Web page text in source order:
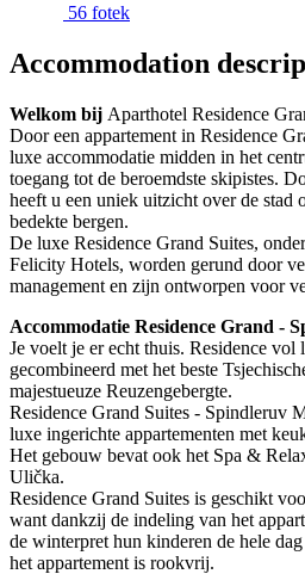
56 fotek
Accommodation
Welkom bij Aparthotel Residence
Door een appartement in Residence
luxe accommodatie midden in het
toegang tot de beroemdste skipistes.
heeft u een uniek uitzicht over de stad
bedekte bergen.
De luxe Residence Grand Suites,
Felicity Hotels, worden gerund door
management en zijn ontworpen voor
Accommodatie Residence Grand -
Je voelt je er echt thuis. Residence vol
gecombineerd met het beste
majestueuze Reuzengebergte.
Residence Grand Suites - Spindleruv
luxe ingerichte appartementen met
Het gebouw bevat ook het Spa &
Ulička.
Residence Grand Suites is geschikt
want dankzij de indeling van het
de winterpret hun kinderen de hele
het appartement is rookvrij.